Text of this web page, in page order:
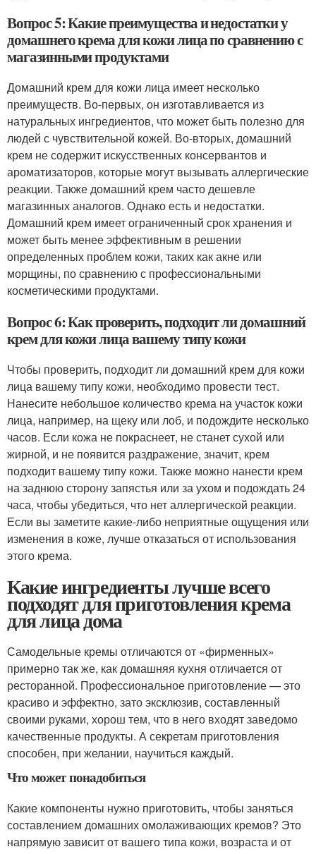
Вопрос 5: Какие преимущества и недостатки у
домашнего крема для кожи лица по сравнению с
магазинными продуктами
Домашний крем для кожи лица имеет несколько
преимуществ. Во-первых, он изготавливается из
натуральных ингредиентов, что может быть полезно для
людей с чувствительной кожей. Во-вторых, домашний
крем не содержит искусственных консервантов и
ароматизаторов, которые могут вызывать аллергические
реакции. Также домашний крем часто дешевле
магазинных аналогов. Однако есть и недостатки.
Домашний крем имеет ограниченный срок хранения и
может быть менее эффективным в решении
определенных проблем кожи, таких как акне или
морщины, по сравнению с профессиональными
косметическими продуктами.
Вопрос 6: Как проверить, подходит ли домашний
крем для кожи лица вашему типу кожи
Чтобы проверить, подходит ли домашний крем для кожи
лица вашему типу кожи, необходимо провести тест.
Нанесите небольшое количество крема на участок кожи
лица, например, на щеку или лоб, и подождите несколько
часов. Если кожа не покраснеет, не станет сухой или
жирной, и не появится раздражение, значит, крем
подходит вашему типу кожи. Также можно нанести крем
на заднюю сторону запястья или за ухом и подождать 24
часа, чтобы убедиться, что нет аллергической реакции.
Если вы заметите какие-либо неприятные ощущения или
изменения в коже, лучше отказаться от использования
этого крема.
Какие ингредиенты лучше всего
подходят для приготовления крема
для лица дома
Самодельные кремы отличаются от «фирменных»
примерно так же, как домашняя кухня отличается от
ресторанной. Профессиональное приготовление — это
красиво и эффектно, зато эксклюзив, составленный
своими руками, хорош тем, что в него входят заведомо
качественные продукты. А секретам приготовления
способен, при желании, научиться каждый.
Что может понадобиться
Какие компоненты нужно приготовить, чтобы заняться
составлением домашних омолаживающих кремов? Это
напрямую зависит от вашего типа кожи, возраста и от